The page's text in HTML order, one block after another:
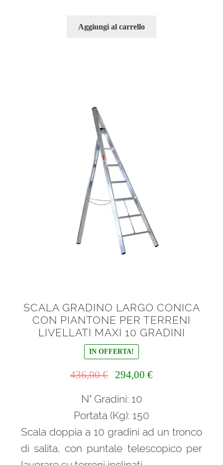
Aggiungi al carrello
SCALA GRADINO LARGO CONICA
CON PIANTONE PER TERRENI
LIVELLATI MAXI 10 GRADINI
IN OFFERTA!
436,00€
originale
436,00 €.
294,00 €Il
N° Gradini: 10
Portata (Kg): 150
Scala doppia a 10 gradini ad un tronco
di salita, con puntale telescopico per